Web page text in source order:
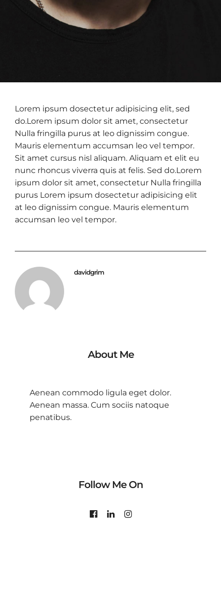
Lorem ipsum dosectetur adipisicing elit, sed
do.Lorem ipsum dolor sit amet, consectetur
Nulla fringilla purus at leo dignissim congue.
Mauris elementum accumsan leo vel tempor.
Sit amet cursus nisl aliquam. Aliquam et elit eu
nunc rhoncus viverra quis at felis. Sed do.Lorem
ipsum dolor sit amet, consectetur Nulla fringilla
purus Lorem ipsum dosectetur adipisicing elit
at leo dignissim congue. Mauris elementum
accumsan leo vel tempor.
davidgrim
About Me
Aenean commodo ligula eget dolor.
Aenean massa. Cum sociis natoque
penatibus.
Follow Me On